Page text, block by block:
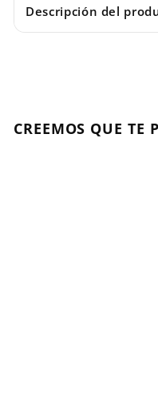
Descripción del
CREEMOS QUE TE